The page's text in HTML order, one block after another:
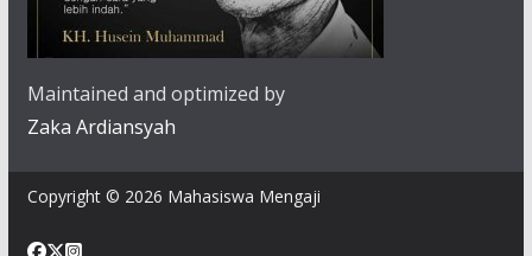
Maintained and optimized by
Zaka Ardiansyah
Copyright © 2026 Mahasiswa Mengaji